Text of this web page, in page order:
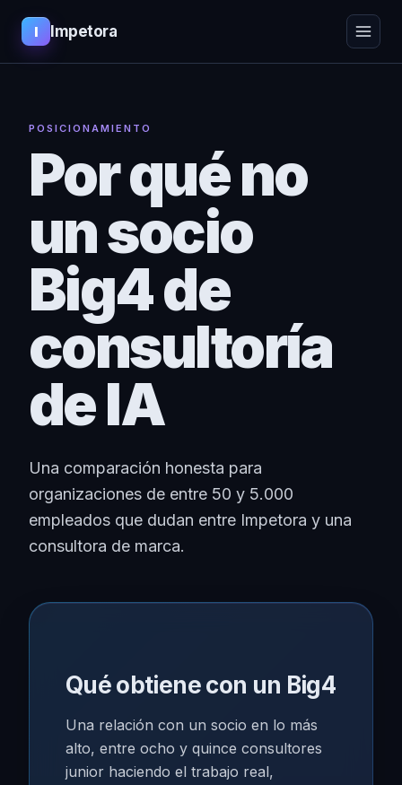
I Impetora
POSICIONAMIENTO
Por qué no
un socio
Big4 de
consultoría
de IA
Una comparación honesta para
organizaciones de entre 50 y 5.000
empleados que dudan entre Impetora y una
consultora de marca.
Qué obtiene con un Big4
Una relación con un socio en lo más
alto, entre ocho y quince consultores
junior haciendo el trabajo real,